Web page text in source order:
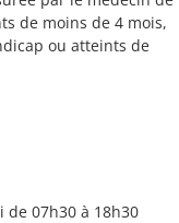
de moins de 4 mois,
ou atteints de
de 07h30 à 18h30